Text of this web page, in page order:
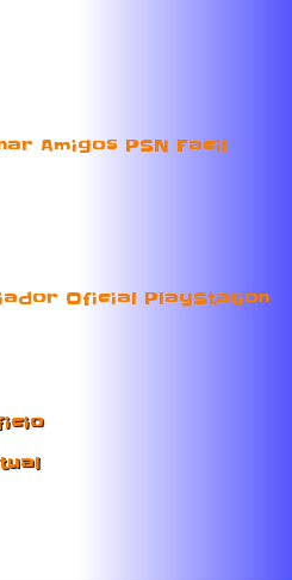
Amigos PSN Facil
Oficial PlayStation